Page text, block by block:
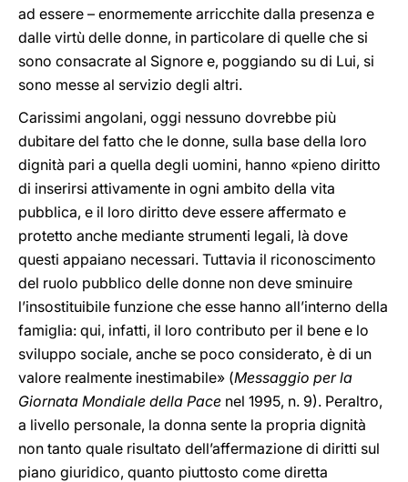
ad essere – enormemente arricchite dalla presenza e
dalle virtù delle donne, in particolare di quelle che si
sono consacrate al Signore e, poggiando su di Lui, si
sono messe al servizio degli altri.
Carissimi angolani, oggi nessuno dovrebbe più
dubitare del fatto che le donne, sulla base della loro
dignità pari a quella degli uomini, hanno «pieno diritto
di inserirsi attivamente in ogni ambito della vita
pubblica, e il loro diritto deve essere affermato e
protetto anche mediante strumenti legali, là dove
questi appaiano necessari. Tuttavia il riconoscimento
del ruolo pubblico delle donne non deve sminuire
l’insostituibile funzione che esse hanno all’interno della
famiglia: qui, infatti, il loro contributo per il bene e lo
sviluppo sociale, anche se poco considerato, è di un
valore realmente inestimabile» (Messaggio per la
Giornata Mondiale della Pace nel 1995, n. 9). Peraltro,
a livello personale, la donna sente la propria dignità
non tanto quale risultato dell’affermazione di diritti sul
piano giuridico, quanto piuttosto come diretta